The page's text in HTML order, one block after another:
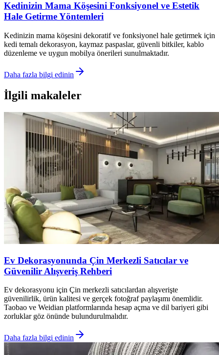
Kedinizin Mama Köşesini Fonksiyonel ve Estetik
Hale Getirme Yöntemleri
Kedinizin mama köşesini dekoratif ve fonksiyonel hale getirmek için
kedi temalı dekorasyon, kaymaz paspaslar, güvenli bitkiler, kablo
düzenleme ve uygun mobilya önerileri sunulmaktadır.
Daha fazla bilgi edinin
İlgili makaleler
Ev Dekorasyonunda Çin Merkezli Satıcılar ve
Güvenilir Alışveriş Rehberi
Ev dekorasyonu için Çin merkezli satıcılardan alışverişte
güvenilirlik, ürün kalitesi ve gerçek fotoğraf paylaşımı önemlidir.
Taobao ve Weidian platformlarında hesap açma ve dil bariyeri gibi
zorluklar göz önünde bulundurulmalıdır.
Daha fazla bilgi edinin